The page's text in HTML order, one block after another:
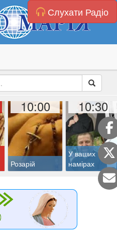
Слухати Радіо
10:00
Розарій
10:30
У ваших
намірах